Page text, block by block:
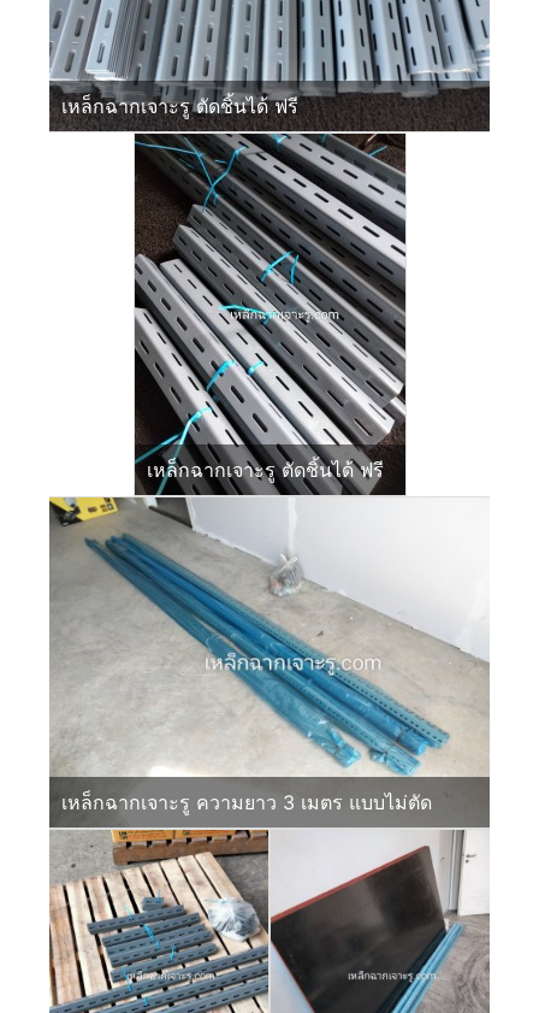
เหล็กฉากเจาะรู ตัดชิ้นได้ ฟรี
เหล็กฉากเจาะรู ตัดชิ้นได้ ฟรี
เหล็กฉากเจาะรู ความยาว 3 เมตร แบบไม่ตัด